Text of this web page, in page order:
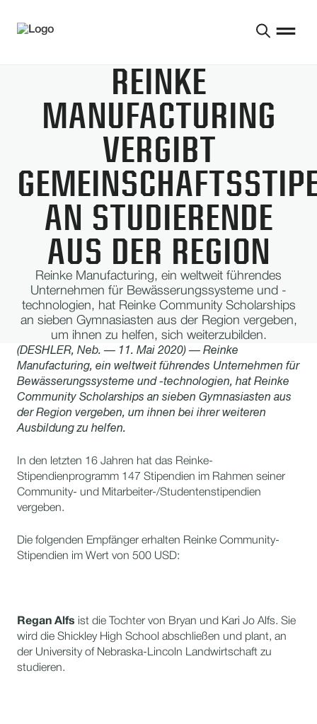
REINKE
MANUFACTURING
VERGIBT
AN STUDIERENDE
AUS DER REGION
Reinke Manufacturing, ein weltweit führendes
Unternehmen für Bewässerungssysteme und -
technologien, hat Reinke Community Scholarships
an sieben Gymnasiasten aus der Region vergeben,
um ihnen zu helfen, sich weiterzubilden.
(DESHLER, Neb. — 11. Mai 2020) — Reinke
Manufacturing, ein weltweit führendes Unternehmen für
Bewässerungssysteme und -technologien, hat Reinke
Community Scholarships an sieben Gymnasiasten aus
der Region vergeben, um ihnen bei ihrer weiteren
Ausbildung zu helfen.
In den letzten 16 Jahren hat das Reinke-
Stipendienprogramm 147 Stipendien im Rahmen seiner
Community- und Mitarbeiter-/Studentenstipendien
vergeben.
Die folgenden Empfänger erhalten Reinke Community-
Stipendien im Wert von 500 USD:
Regan Alfs ist die Tochter von Bryan und Kari Jo Alfs. Sie
wird die Shickley High School abschließen und plant, an
der University of Nebraska-Lincoln Landwirtschaft zu
studieren.